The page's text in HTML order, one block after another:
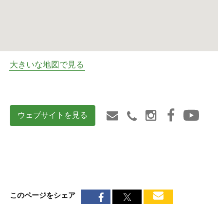
大きいな地図で見る
ウェブサイトを見る
このページをシェア